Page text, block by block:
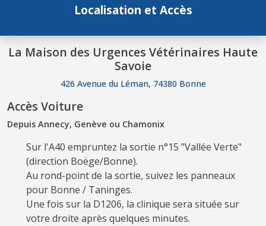
Localisation et Accès
La Maison des Urgences Vétérinaires Haute
Savoie
426 Avenue du Léman, 74380 Bonne
Accès Voiture
Depuis Annecy, Genève ou Chamonix
Sur l'A40 empruntez la sortie n°15 "Vallée Verte"
(direction Boëge/Bonne).
Au rond-point de la sortie, suivez les panneaux
pour Bonne / Taninges.
Une fois sur la D1206, la clinique sera située sur
votre droite après quelques minutes.